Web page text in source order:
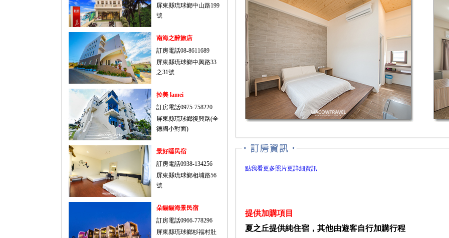
屏東縣琉球鄉中山路199
號
南海之醉旅店
訂房電話08-8611689
屏東縣琉球鄉中興路33
之31號
拉美 lamei
訂房電話0975-758220
屏東縣琉球鄉復興路(全
德國小對面)
景好睡民宿
訂房電話0938-134256
屏東縣琉球鄉相埔路56
號
朵貓貓海景民宿
訂房電話0966-778296
屏東縣琉球鄉杉福村肚
點我看更多照片更詳細資訊
提供加購項目
夏之丘提供純住宿，其他由遊客自行加購行程